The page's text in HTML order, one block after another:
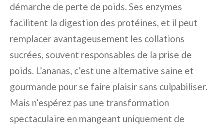
démarche de perte de poids. Ses enzymes
facilitent la digestion des protéines, et il peut
remplacer avantageusement les collations
sucrées, souvent responsables de la prise de
poids. L’ananas, c’est une alternative saine et
gourmande pour se faire plaisir sans culpabiliser.
Mais n’espérez pas une transformation
spectaculaire en mangeant uniquement de